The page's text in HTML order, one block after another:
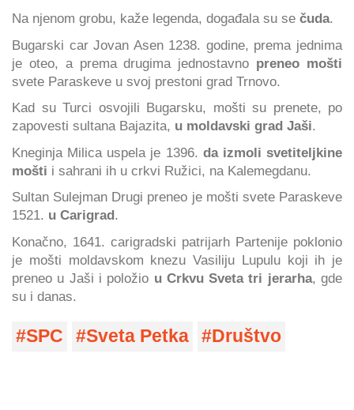
Na njenom grobu, kaže legenda, događala su se čuda.
Bugarski car Jovan Asen 1238. godine, prema jednima
je oteo, a prema drugima jednostavno preneo mošti
svete Paraskeve u svoj prestoni grad Trnovo.
Kad su Turci osvojili Bugarsku, mošti su prenete, po
zapovesti sultana Bajazita, u moldavski grad Jaši.
Kneginja Milica uspela je 1396. da izmoli svetiteljkine
mošti i sahrani ih u crkvi Ružici, na Kalemegdanu.
Sultan Sulejman Drugi preneo je mošti svete Paraskeve
1521. u Carigrad .
Konačno, 1641. carigradski patrijarh Partenije poklonio
je mošti moldavskom knezu Vasiliju Lupulu koji ih je
preneo u Jaši i položio u Crkvu Sveta tri jerarha, gde
su i danas.
SPC Sveta Petka Društvo